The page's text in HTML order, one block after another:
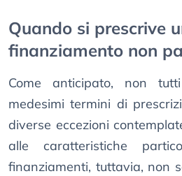
Quando si prescrive
finanziamento non
Come anticipato, non
medesimi termini di
diverse eccezioni
alle caratteristiche
finanziamenti, tuttavia, non